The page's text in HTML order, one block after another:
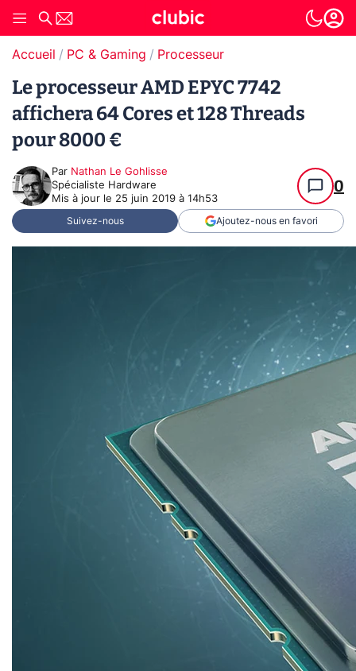
Accueil PC & Gaming Processeur
Le processeur AMD EPYC 7742
affichera 64 Cores et 128 Threads
pour 8000 €
Par Nathan Le Gohlisse
Spécialiste Hardware
Mis à jour le 25 juin 2019 à 14h53
0
Suivez-nous Ajoutez-nous en favori